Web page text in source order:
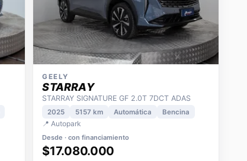
GEELY
STARRAY
STARRAY SIGNATURE GF 2.0T 7DCT ADAS
2025 5157 km Automática Bencina
📍 Autopark
Desde · con financiamiento
$17.080.000